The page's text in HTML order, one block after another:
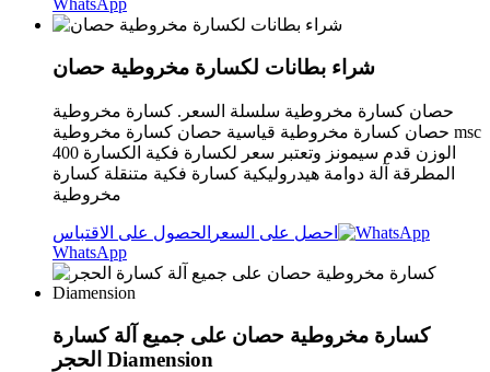
WhatsApp
شراء بطانات لكسارة مخروطية حصان
حصان كسارة مخروطية سلسلة السعر. كسارة مخروطية
حصان كسارة مخروطية قياسية حصان كسارة مخروطية msc
400 الوزن قدم سيمونز وتعتبر سعر لكسارة فكية الكسارة
المطرقة آلة دوامة هيدروليكية كسارة فكية متنقلة كسارة
مخروطية
احصل على السعر الحصول على الاقتباس
WhatsApp
كسارة مخروطية حصان على جميع آلة كسارة
الحجر Diamension